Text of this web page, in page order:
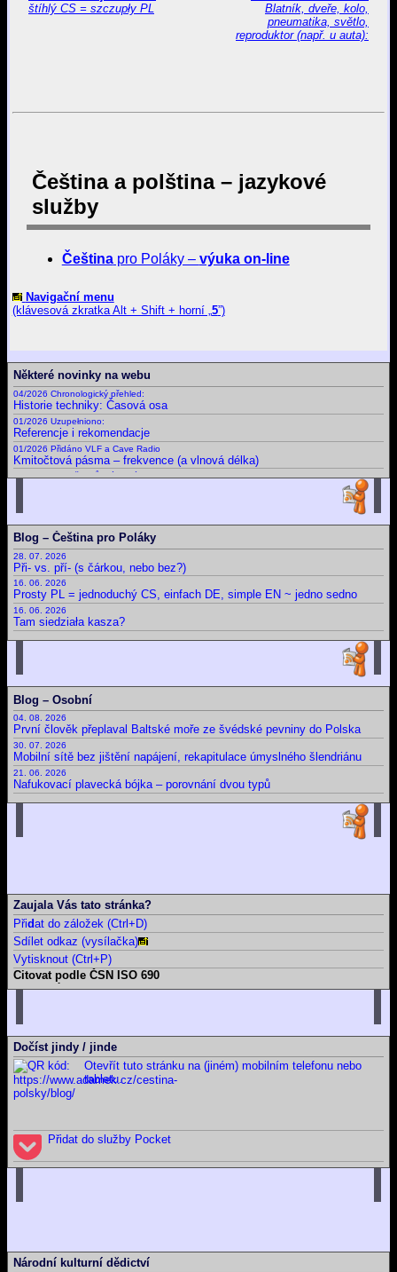
štíhlý CS = szczupły PL
Blatník, dveře, kolo,
pneumatika, světlo,
reproduktor (např. u auta):
Čeština a polština – jazykové
služby
Češtinapro Poláky – výuka on-line
Navigační menu
(klávesová zkratka Alt + Shift + horní „ 5”)
Některé novinky na webu
04/2026 Chronologický přehled:
Historie techniky: Časová osa
01/2026 Uzupełniono:
Referencje i rekomendacje
01/2026 Přidáno VLF a Cave Radio
Kmitočtová pásma – frekvence (a vlnová délka)
09/2025 Doplněny různé nové
Slovník: zájmena, příslovce, spojky, ... Krátká, drobná, základní slova česky, polsky a v dalších jazycích
01/2025 Uzupełnieno: Ostatnia Wieczerza
Dny, měsíce, roční období, části dne a další časové slovníky
Archiv novinek
Starší novinky
Blog – Čeština pro Poláky
28. 07. 2026
Při- vs. pří- (s čárkou, nebo bez?)
16. 06. 2026
Prosty PL = jednoduchý CS, einfach DE, simple EN ~ jedno sedno
16. 06. 2026
Tam siedziała kasza?
Bit, byt, bít, být, byť; nabít, dobít, nabýt, dobýt; nebýt
Psát × píšu; číst × čtu: Migrujące "í".
Hlavní strana blogu
Všechny články
Blog – Osobní
04. 08. 2026
První člověk přeplaval Baltské moře ze švédské pevniny do Polska
30. 07. 2026
Mobilní sítě bez jištění napájení, rekapitulace úmyslného šlendriánu
21. 06. 2026
Nafukovací plavecká bójka – porovnání dvou typů
Časová osa: Historie techniky v kontextu dalších dějin
Všechny články
Zaujala Vás tato stránka?
Přidat do záložek (Ctrl+D)
Sdílet odkaz (vysílačka)
Vytisknout (Ctrl+P)
Citovat podle ČSN ISO 690
Tuto stránku
https://www.adamek.cz/cestina-polsky/blog
Celý web
ADÁMEK, Martin.Martin Adámek[online]. Náchod / Meziměstí [cit.
2026-08-09]. Dostupné z: https://www.adamek.cz
Dočíst jindy / jinde
Otevřít tuto stránku na (jiném) mobilním telefonu nebo
tabletu.
Přidat do služby Pocket
Národní kulturní dědictví